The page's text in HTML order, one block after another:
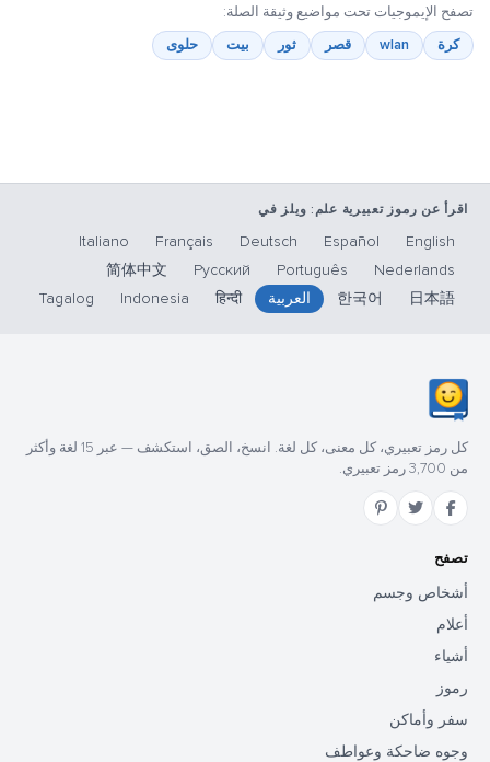
تصفح الإيموجيات تحت مواضيع وثيقة الصلة:
كرة
wlan قصر ثور بيت حلوى
اقرأ عن رموز تعبيرية علم: ويلز في
English
Español
Deutsch
Français
Italiano
Nederlands
Português
Русский
简体中文
日本語
한국어 العربية हिन्दी
Indonesia
Tagalog
كل رمز تعبيري، كل معنى، كل لغة. انسخ، الصق، استكشف — عبر 15 لغة وأكثر
من 3,700 رمز تعبيري.
تصفح
أشخاص وجسم
أعلام
أشياء
رموز
سفر وأماكن
وجوه ضاحكة وعواطف